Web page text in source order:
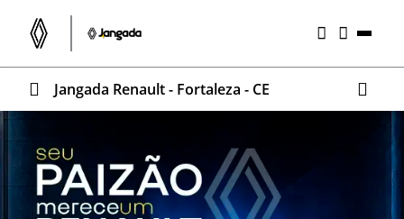
Jangada Renault - Fortaleza - CE